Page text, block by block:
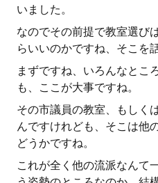
いました。
なのでその前提で教室選び
らいいのかですね、そこを
まずですね、いろんなとこ
も、ここが大事ですね。
その市議員の教室、もしく
んですけれども、そこは他
どうかですね。
これが全く他の流派なんて